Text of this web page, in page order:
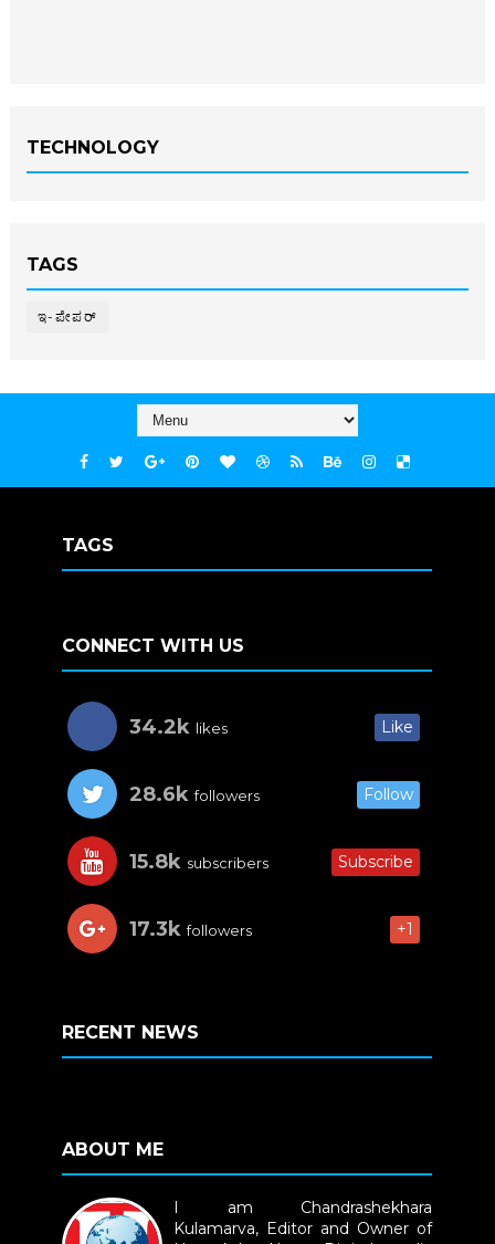
TECHNOLOGY
TAGS
ಇ-ಪೇಪರ್‌
TAGS
CONNECT WITH US
34.2k likes Like
28.6k followers Follow
15.8k subscribers Subscribe
17.3k followers +1
RECENT NEWS
ABOUT ME
I am Chandrashekhara
Kulamarva, Editor and Owner of